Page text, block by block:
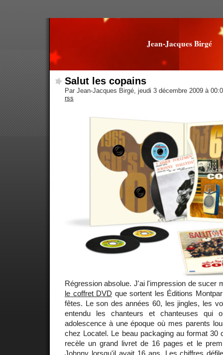
Jean-Jacques Birgé
Salut les copains
Par Jean-Jacques Birgé, jeudi 3 décembre 2009 à
rss
Régression absolue. J'ai l'impression de sucer
le coffret DVD que sortent les Éditions
fêtes. Le son des années 60, les jingles, les
entendu les chanteurs et chanteuses qui
adolescence à une époque où mes parents
chez Locatel. Le beau packaging au format 30
recèle un grand livret de 16 pages et le
Johnny lorsqu'il avait 16 ans. Les chiffres